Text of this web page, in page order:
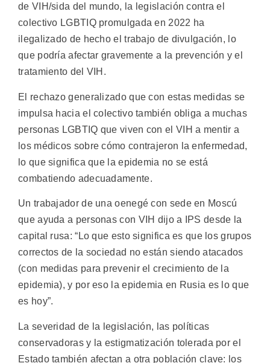
de VIH/sida del mundo, la legislación contra el
colectivo LGBTIQ promulgada en 2022 ha
ilegalizado de hecho el trabajo de divulgación, lo
que podría afectar gravemente a la prevención y el
tratamiento del VIH.
El rechazo generalizado que con estas medidas se
impulsa hacia el colectivo también obliga a muchas
personas LGBTIQ que viven con el VIH a mentir a
los médicos sobre cómo contrajeron la enfermedad,
lo que significa que la epidemia no se está
combatiendo adecuadamente.
Un trabajador de una oenegé con sede en Moscú
que ayuda a personas con VIH dijo a IPS desde la
capital rusa: “Lo que esto significa es que los grupos
correctos de la sociedad no están siendo atacados
(con medidas para prevenir el crecimiento de la
epidemia), y por eso la epidemia en Rusia es lo que
es hoy”.
La severidad de la legislación, las políticas
conservadoras y la estigmatización tolerada por el
Estado también afectan a otra población clave: los